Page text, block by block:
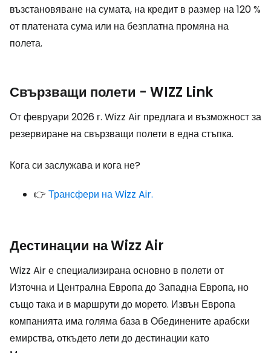
възстановяване на сумата, на кредит в размер на 120 %
от платената сума или на безплатна промяна на
полета.
Свързващи полети - WIZZ Link
От февруари 2026 г. Wizz Air предлага и възможност за
резервиране на свързващи полети в една стъпка.
Кога си заслужава и кога не?
👉 Трансфери на Wizz Air.
Дестинации на Wizz Air
Wizz Air е специализирана основно в полети от
Източна и Централна Европа до Западна Европа, но
също така и в маршрути до морето. Извън Европа
компанията има голяма база в Обединените арабски
емирства, откъдето лети до дестинации като